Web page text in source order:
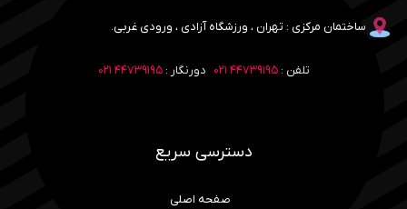
ساختمان مرکزی : تهران ، ورزشگاه آزادی ، ورودی غربی.
تلفن :۴۴۷۳۹۱۹۵ ۰۲۱ دورنگار :۴۴۷۳۹۱۹۵ ۰۲۱
دسترسی سریع
صفحه اصلی